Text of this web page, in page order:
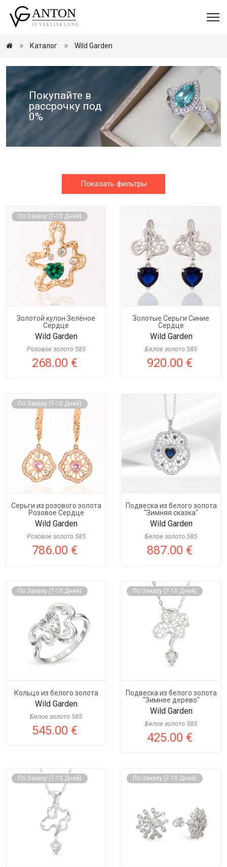
Каталог Wild Garden
Покупайте в
рассрочку под
0%
Показать фильтры
По Заказу (7-10 Дней)
Золотой кулон Зелёное
Сердце
Wild Garden
Розовое золото 585
268.00 €
Золотые Серьги Синие
Сердце
Wild Garden
Белое золото 585
920.00 €
По Заказу (7-10 Дней)
Серьги из розового золота
Розовое Сердце
Wild Garden
Розовое золото 585
786.00 €
Подвеска из белого золота
"Зимняя сказка"
Wild Garden
Белое золото 585
887.00 €
По Заказу (7-10 Дней)
Кольцо из белого золота
Wild Garden
Белое золото 585
545.00 €
По Заказу (7-10 Дней)
Подвеска из белого золота
"Зимнее дерево"
Wild Garden
Белое золото 585
425.00 €
По Заказу (7-10 Дней) По Заказу (7-10 Дней)